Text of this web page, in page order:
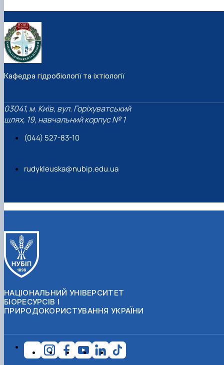
Кафедра гідробіології та іхтіології
03041, м. Київ, вул. Горіхуватський
шлях, 19, навчальний корпус № 1
(044) 527-83-10
rudykleuska@nubip.edu.ua
НАЦІОНАЛЬНИЙ УНІВЕРСИТЕТ
БІОРЕСУРСІВ І
ПРИРОДОКОРИСТУВАННЯ УКРАЇНИ